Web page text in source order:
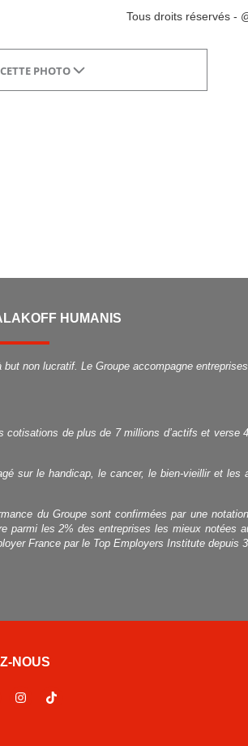
Tous droits réservés -
PHOTO
HUMANIS
non lucratif. Le Groupe accompagne
de plus de 7 millions d’actifs et verse
sur le handicap, le cancer, le bien-vieillir et les
du Groupe sont confirmées par une
les 2% des entreprises les mieux notées
France par le Top Employers Institute depuis 3
NOUS